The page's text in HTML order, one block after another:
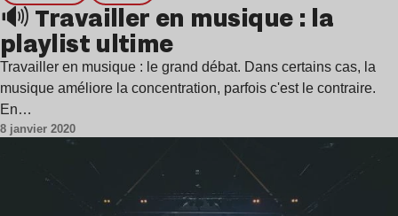
🔊 Travailler en musique : la
playlist ultime
Travailler en musique : le grand débat. Dans certains cas, la
musique améliore la concentration, parfois c'est le contraire.
En…
8 janvier 2020